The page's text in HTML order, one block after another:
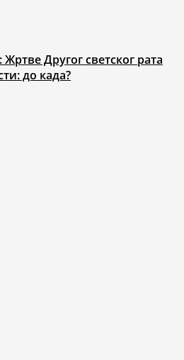
Другог светског рата
до када?